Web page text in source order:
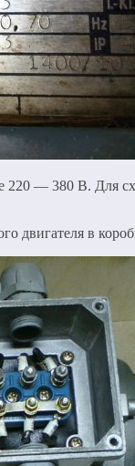
220 — 380 В. Для
двигателя в